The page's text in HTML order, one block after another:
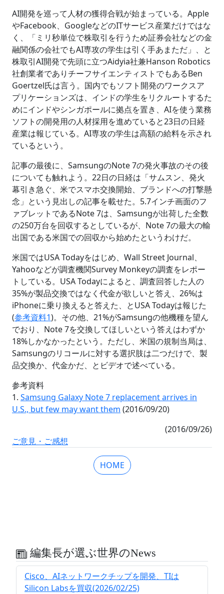
AI開発を巡って人材の獲得合戦が始まっている。Apple
やFacebook、GoogleなどのITサービス産業だけではな
く、「ミリ秒単位で株取引を行うため証券会社などの金
融関係の会社でもAI専攻の学生は引く手あまただ」、と
株取引AI開発で先頭に立つAidyia社兼Hanson Robotics
社創業者でありチーフサイエンティストでもあるBen
Goertzel氏は言う。国内でもソフト開発のワークスア
プリケーションズは、インドの学生をリクルートするた
めにインドやシンガポールに拠点を置き、AIを使う業務
ソフトの開発用の人材採用を進めていると23日の日経
産業は報じている。AI専攻の学生は高額の給料を示され
ているという。
記事の最後に、SamsungのNote 7の発火事故のその後
についても触れよう。22日の日経は「サムスン、発火
幕引き急ぐ、米でスマホ交換開始、ブランドへの打撃懸
念」という見出しの記事を載せた。5.7インチ画面のフ
ァブレットであるNote 7は、Samsungが出荷した全数
の250万台を回収するとしているが、Note 7の最大の輸
出国である米国での回収から始めたというわけだ。
米国ではUSA Todayをはじめ、Wall Street Journal、
Yahooなどが調査機関Survey Monkeyの調査をレポー
トしている。USA Todayによると、調査回答した人の
35%が製品交換ではなく代金が欲しいと答え、26%は
iPhoneに乗り換えると答えた、とUSA Todayは報じた
(参考資料1)。その他、21%がSamsungの他機種を望ん
でおり、Note 7を交換してほしいという答えはわずか
18%しかなかったという。ただし、米国の規制当局は、
Samsungのリコールに対する選択肢は二つだけで、製
品交換か、代金かだ、とビデオで述べている。
参考資料
1. Samsung Galaxy Note 7 replacement arrives in
U.S., but few may want them (2016/09/20)
(2016/09/26)
ご意見・ご感想
HOME
編集長が選ぶ世界のNews
Cisco、AIネットワークチップを開発、TIは
Silicon Labsを買収(2026/02/25)